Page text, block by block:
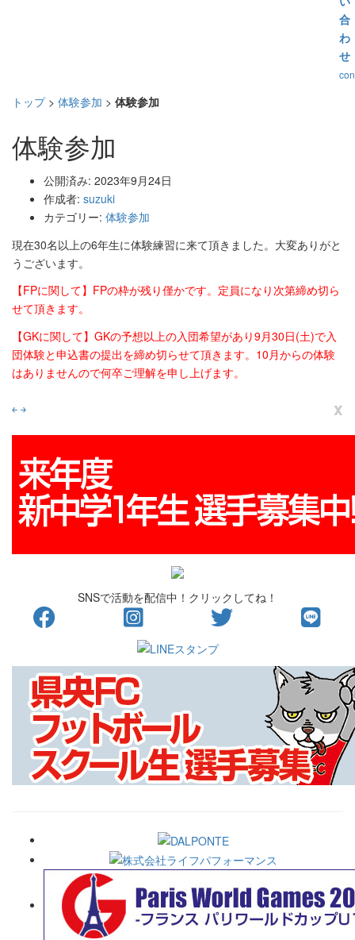
合
わ
せ
トップ> 体験参加 > 体験参加
体験参加
公開済み: 2023年9月24日
作成者: suzuki
カテゴリー: 体験参加
現在30名以上の6年生に体験練習に来て頂きました。大変ありがと
うございます。
【FPに関して】FPの枠が残り僅かです。定員になり次第締め切ら
せて頂きます。
【GKに関して】GKの予想以上の入団希望があり9月30日(土)で入
団体験と申込書の提出を締め切らせて頂きます。10月からの体験
はありませんので何卒ご理解を申し上げます。
￩ ￫ x
SNSで活動を配信中！クリックしてね！